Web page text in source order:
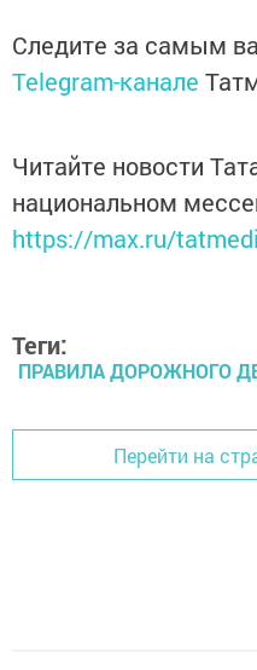
Следите за самым
Telegram-канале
Читайте новости
национальном
https://max.ru/
Теги:
ПРАВИЛА ДОРОЖНОГО
Перейти на